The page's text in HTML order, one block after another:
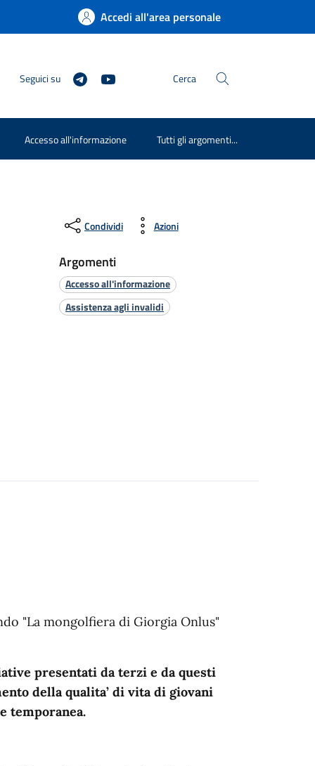
Accedi all'area personale
Seguici su Cerca
Accesso all'informazione Tutti gli argomenti...
Condividi Azioni
Argomenti
Accesso all'informazione
Assistenza agli invalidi
"La mongolfiera di Giorgia Onlus"
presentati da terzi e da questi
della qualita’ di vita di giovani
temporanea.